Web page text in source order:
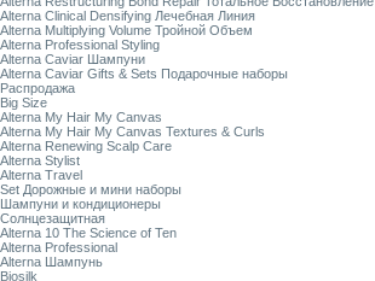
Alterna Clinical Densifying Лечебная Линия
Alterna Multiplying Volume Тройной Объем
Alterna Professional Styling
Alterna Caviar Шампуни
Alterna Caviar Gifts & Sets Подарочные наборы
Распродажа
Big Size
Alterna My Hair My Canvas
Alterna My Hair My Canvas Textures & Curls
Alterna Renewing Scalp Care
Alterna Stylist
Alterna Travel
Set Дорожные и мини наборы
Шампуни и кондиционеры
Солнцезащитная
Alterna 10 The Science of Ten
Alterna Professional
Alterna Шампунь
Biosilk